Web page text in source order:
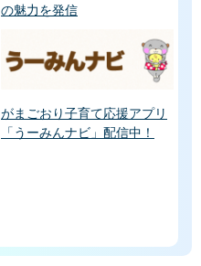
の魅力を発信
がまごおり子育て応援アプリ
「うーみんナビ」配信中！